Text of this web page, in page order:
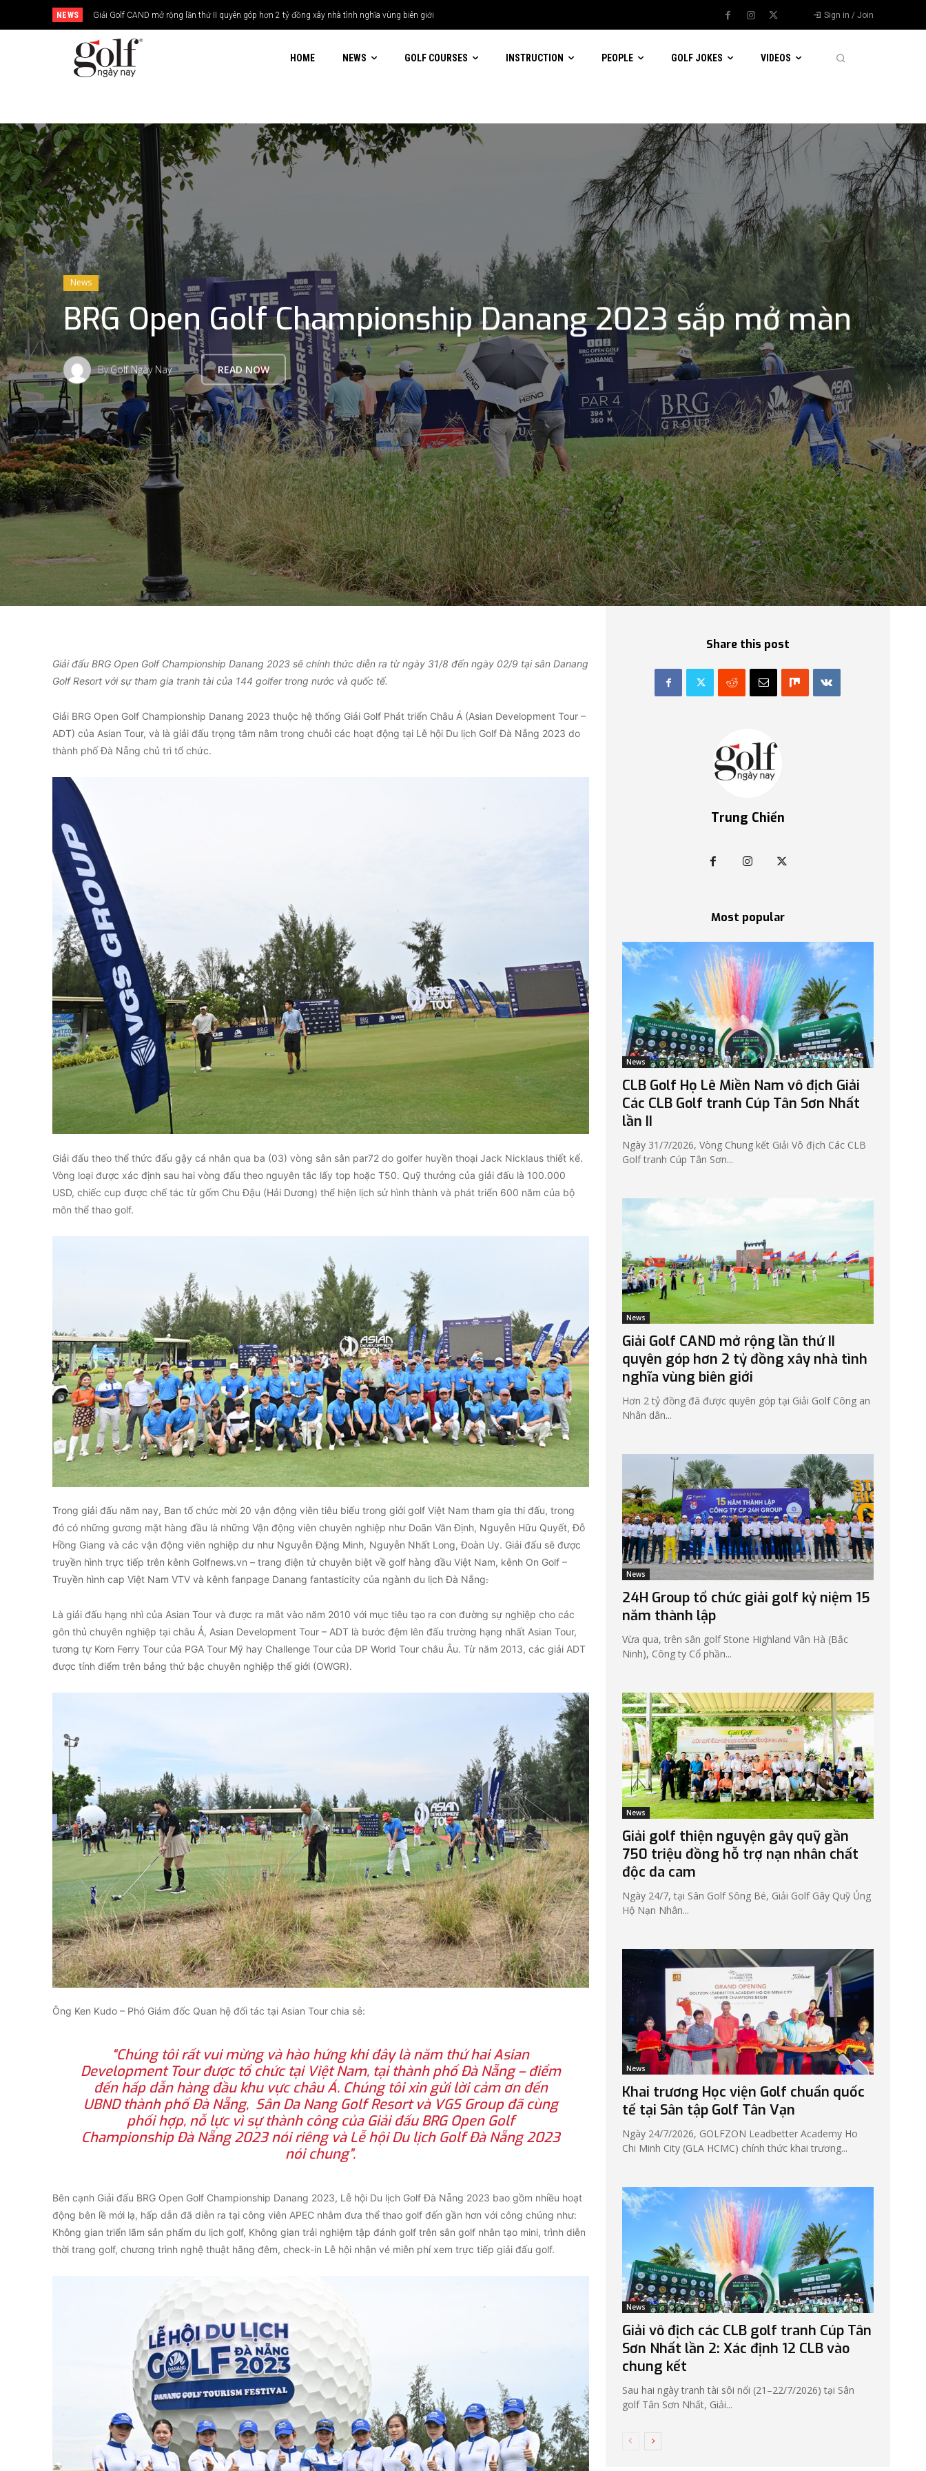
NEWS Giải Golf CAND mở rộng lần thứ II quyên góp hơn 2 tỷ đồng xây nhà tình nghĩa vùng biên giới
24H Group tổ chức giải golf kỷ niệm 15 năm thành lập Sign in / Join
HOME NEWS GOLF COURSES INSTRUCTION PEOPLE GOLF JOKES VIDEOS
News
BRG Open Golf Championship Danang 2023 sắp mở màn
ByGolf Ngày Nay READ NOW
Giải đấu BRG Open Golf Championship Danang 2023 sẽ chính thức diễn ra từ ngày 31/8 đến ngày 02/9 tại sân Danang
Golf Resort với sự tham gia tranh tài của 144 golfer trong nước và quốc tế.
Giải BRG Open Golf Championship Danang 2023 thuộc hệ thống Giải Golf Phát triển Châu Á (Asian Development Tour –
ADT) của Asian Tour, và là giải đấu trọng tâm nằm trong chuỗi các hoạt động tại Lễ hội Du lịch Golf Đà Nẵng 2023 do
thành phố Đà Nẵng chủ trì tổ chức.
Giải đấu theo thể thức đấu gậy cá nhân qua ba (03) vòng sân sân par72 do golfer huyền thoại Jack Nicklaus thiết kế.
Vòng loại được xác định sau hai vòng đấu theo nguyên tắc lấy top hoặc T50. Quỹ thưởng của giải đấu là 100.000
USD, chiếc cup được chế tác từ gốm Chu Đậu (Hải Dương) thể hiện lịch sử hình thành và phát triển 600 năm của bộ
môn thể thao golf.
Trong giải đấu năm nay, Ban tổ chức mời 20 vận động viên tiêu biểu trong giới golf Việt Nam tham gia thi đấu, trong
đó có những gương mặt hàng đầu là những Vận động viên chuyên nghiệp như Doãn Văn Định, Nguyễn Hữu Quyết, Đỗ
Hồng Giang và các vận động viên nghiệp dư như Nguyễn Đặng Minh, Nguyễn Nhất Long, Đoàn Uy. Giải đấu sẽ được
truyền hình trực tiếp trên kênh Golfnews.vn – trang điện tử chuyên biệt về golf hàng đầu Việt Nam, kênh On Golf –
Truyền hình cap Việt Nam VTV và kênh fanpage Danang fantasticity của ngành du lịch Đà Nẵng.
Là giải đấu hạng nhì của Asian Tour và được ra mắt vào năm 2010 với mục tiêu tạo ra con đường sự nghiệp cho các
gôn thủ chuyên nghiệp tại châu Á, Asian Development Tour – ADT là bước đệm lên đấu trường hạng nhất Asian Tour,
tương tự Korn Ferry Tour của PGA Tour Mỹ hay Challenge Tour của DP World Tour châu Âu. Từ năm 2013, các giải ADT
được tính điểm trên bảng thứ bậc chuyên nghiệp thế giới (OWGR).
Ông Ken Kudo – Phó Giám đốc Quan hệ đối tác tại Asian Tour chia sẻ:
“Chúng tôi rất vui mừng và hào hứng khi đây là năm thứ hai Asian
Development Tour được tổ chức tại Việt Nam, tại thành phố Đà Nẵng – điểm
đến hấp dẫn hàng đầu khu vực châu Á. Chúng tôi xin gửi lời cảm ơn đến
UBND thành phố Đà Nẵng, Sân Da Nang Golf Resort và VGS Group đã cùng
phối hợp, nỗ lực vì sự thành công của Giải đấu BRG Open Golf
Championship Đà Nẵng 2023 nói riêng và Lễ hội Du lịch Golf Đà Nẵng 2023
nói chung”.
Bên cạnh Giải đấu BRG Open Golf Championship Danang 2023, Lễ hội Du lịch Golf Đà Nẵng 2023 bao gồm nhiều hoạt
động bên lề mới lạ, hấp dẫn đã diễn ra tại công viên APEC nhằm đưa thể thao golf đến gần hơn với công chúng như:
Không gian triển lãm sản phẩm du lịch golf, Không gian trải nghiệm tập đánh golf trên sân golf nhân tạo mini, trình diễn
thời trang golf, chương trình nghệ thuật hằng đêm, check-in Lễ hội nhận vé miễn phí xem trực tiếp giải đấu golf.
Share this post
Trung Chiến
Most popular
News
CLB Golf Họ Lê Miền Nam vô địch Giải
Các CLB Golf tranh Cúp Tân Sơn Nhất
lần II
Ngày 31/7/2026, Vòng Chung kết Giải Vô địch Các CLB
Golf tranh Cúp Tân Sơn...
News
Giải Golf CAND mở rộng lần thứ II
quyên góp hơn 2 tỷ đồng xây nhà tình
nghĩa vùng biên giới
Hơn 2 tỷ đồng đã được quyên góp tại Giải Golf Công an
Nhân dân...
News
24H Group tổ chức giải golf kỷ niệm 15
năm thành lập
Vừa qua, trên sân golf Stone Highland Vân Hà (Bắc
Ninh), Công ty Cổ phần...
News
Giải golf thiện nguyện gây quỹ gần
750 triệu đồng hỗ trợ nạn nhân chất
độc da cam
Ngày 24/7, tại Sân Golf Sông Bé, Giải Golf Gây Quỹ Ủng
Hộ Nạn Nhân...
News
Khai trương Học viện Golf chuẩn quốc
tế tại Sân tập Golf Tân Vạn
Ngày 24/7/2026, GOLFZON Leadbetter Academy Ho
Chi Minh City (GLA HCMC) chính thức khai trương...
News
Giải vô địch các CLB golf tranh Cúp Tân
Sơn Nhất lần 2: Xác định 12 CLB vào
chung kết
Sau hai ngày tranh tài sôi nổi (21–22/7/2026) tại Sân
golf Tân Sơn Nhất, Giải...